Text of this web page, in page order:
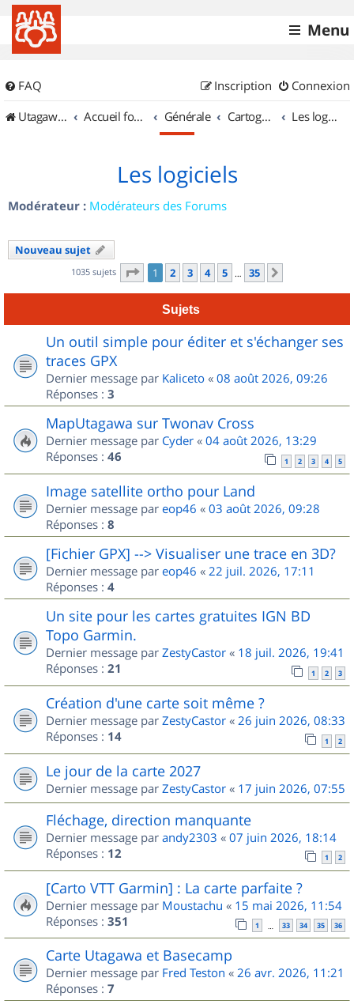
Menu
FAQ Connexion
Inscription
UtagawaVTT (Randos VTT et VTTAE avec traces GPS)
Accueil forum Générale Cartographie et GPS Les logiciels
Les logiciels
Modérateur : Modérateurs des Forums
Nouveau sujet
1035 sujets Page 1sur
1 2 3 4 5 … 35
Sujets
Un outil simple pour éditer et s'échanger ses
traces GPX
Dernier message par Kaliceto « 08 août 2026, 09:26
Réponses : 3
MapUtagawa sur Twonav Cross
Dernier message par Cyder « 04 août 2026, 13:29
Réponses : 46 1 2 3 4 5
Image satellite ortho pour Land
Dernier message par eop46 « 03 août 2026, 09:28
Réponses : 8
[Fichier GPX] --> Visualiser une trace en 3D?
Dernier message par eop46 « 22 juil. 2026, 17:11
Réponses : 4
Un site pour les cartes gratuites IGN BD
Topo Garmin.
Dernier message par ZestyCastor « 18 juil. 2026, 19:41
Réponses : 21 1 2 3
Création d'une carte soit même ?
Dernier message par ZestyCastor « 26 juin 2026, 08:33
Réponses : 14 1 2
Le jour de la carte 2027
Dernier message par ZestyCastor « 17 juin 2026, 07:55
Fléchage, direction manquante
Dernier message par andy2303 « 07 juin 2026, 18:14
Réponses : 12 1 2
[Carto VTT Garmin] : La carte parfaite ?
Dernier message par Moustachu « 15 mai 2026, 11:54
Réponses : 351 1 … 33 34 35 36
Carte Utagawa et Basecamp
Dernier message par Fred Teston « 26 avr. 2026, 11:21
Réponses : 7